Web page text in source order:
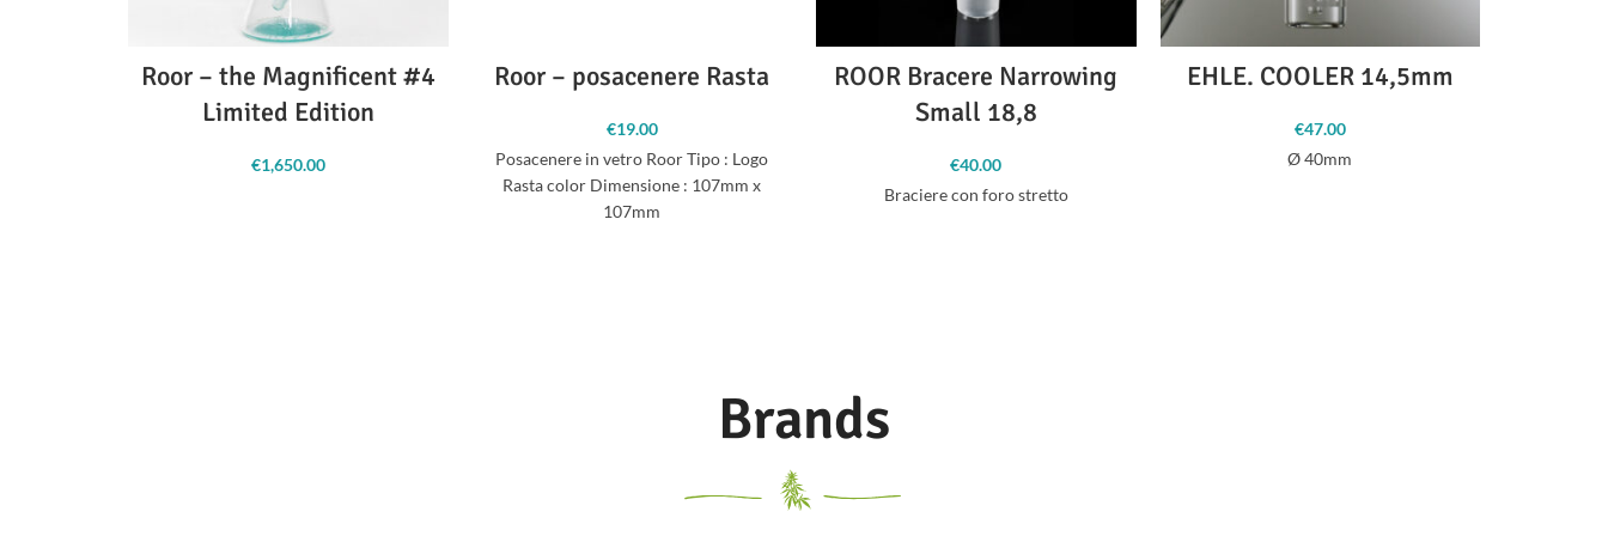
Roor – the Magnificent #4
Limited Edition
€1,650.00
Roor – posacenere Rasta
€19.00
Posacenere in vetro Roor Tipo : Logo
Rasta color Dimensione : 107mm x
107mm
ROOR Bracere Narrowing
Small 18,8
€40.00
Braciere con foro stretto
EHLE. COOLER 14,5mm
€47.00
Ø 40mm
Brands